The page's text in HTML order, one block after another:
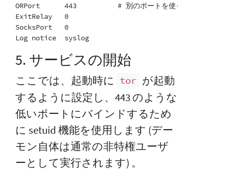
ORPort      443          # 別のポートを使っても構いませ
ExitRelay   0
SocksPort   0
5. サービスの開始
ここでは、起動時に tor が起動
するように設定し、443 のような
低いポートにバインドするため
に setuid 機能を使用します (デー
モン自体は通常の非特権ユーザ
ーとして実行されます) 。